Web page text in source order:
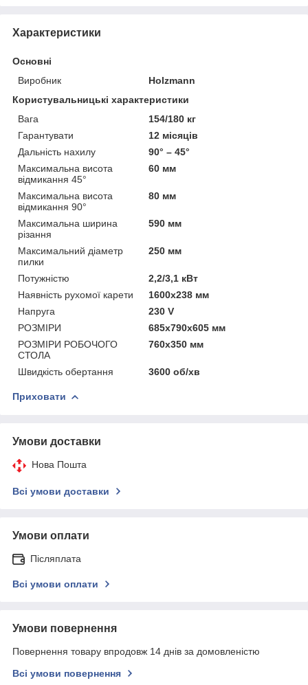
Характеристики
Основні
Виробник
Holzmann
Користувальницькі характеристики
Вага
154/180 кг
Гарантувати
12 місяців
Дальність нахилу
90° – 45°
Максимальна висота
відмикання 45°
60 мм
Максимальна висота
відмикання 90°
80 мм
Максимальна ширина
різання
590 мм
Максимальний діаметр
пилки
250 мм
Потужністю
2,2/3,1 кВт
Наявність рухомої карети
1600x238 мм
Напруга
230 V
РОЗМІРИ
685x790x605 мм
РОЗМІРИ РОБОЧОГО
СТОЛА
760x350 мм
Швидкість обертання 3600 об/хв
Приховати
Умови доставки
Нова Пошта
Всі умови доставки
Умови оплати
Післяплата
Всі умови оплати
Умови повернення
Повернення товару впродовж 14 днів за домовленістю
Всі умови повернення